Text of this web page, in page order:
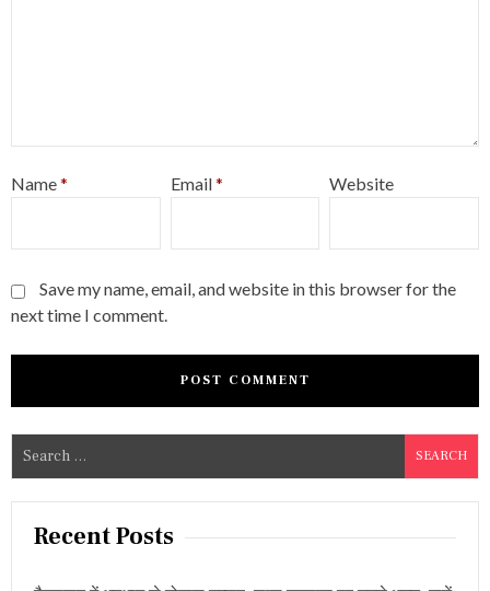
Name* Email* Website
Save my name, email, and website in this browser for the
next time I comment.
e
a
Recent Posts